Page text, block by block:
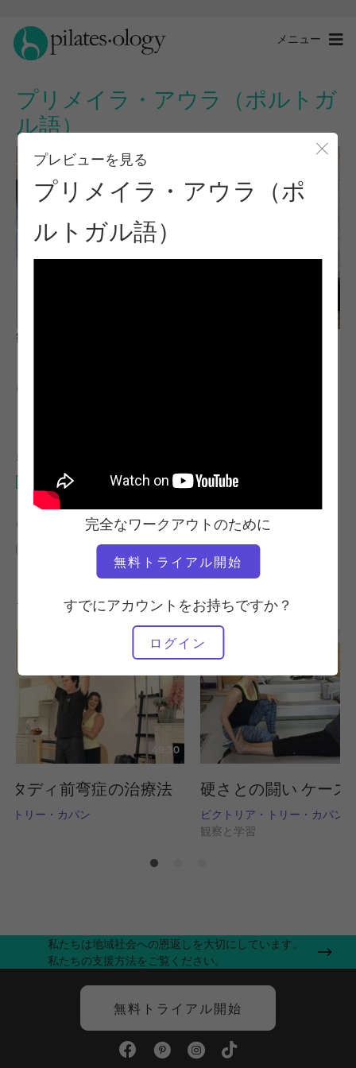
メニュー
プリメイラ・アウラ（ポルトガ
ル語）
プレビューを見る
プリメイラ・アウラ（ポ
ルトガル語）
完全なワークアウトのために
無料トライアル開始
すでにアカウントをお持ちですか？
ログイン
観察と学習
教師
必要な機材
スタジオ全体
の類似クラスを検索
スタジオ全体
その他のワークアウト
49:30
タディ前弯症の治療法
トリー・カパン
硬さとの闘い ケース
ビクトリア・トリー・カパン
観察と学習
私たちは地域社会への恩返しを大切にしています。
私たちの支援方法をご覧ください。
無料トライアル開始